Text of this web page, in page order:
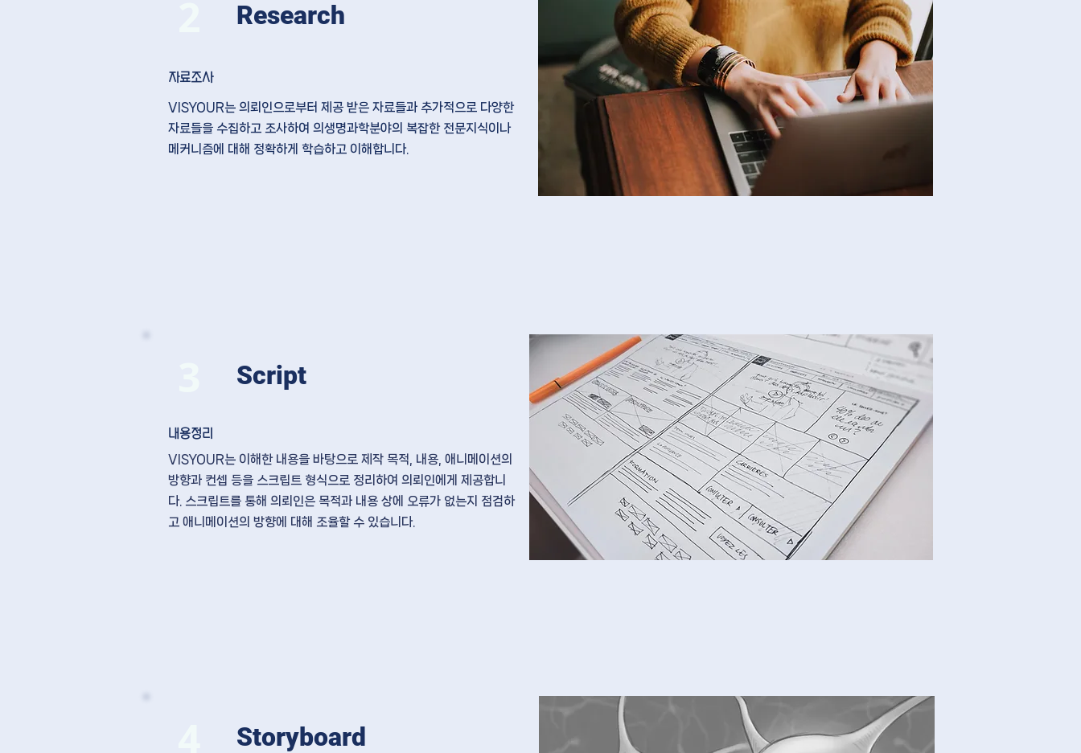
Research
​자료조사
VISYOUR는 의뢰인으로부터 제공 받은 자료들과 추가적으로 다양한
자료들을 수집하고 조사하여 의생명과학분야의 복잡한 전문지식이나
메커니즘에 대해 정확하게 학습하고 이해합니다.
Script
​내용정리
VISYOUR는 이해한 내용을 바탕으로 제작 목적, 내용, 애니메이션의
방향과 컨셉 등을 스크립트 형식으로 정리 하여 의뢰인에게 제공합니
다. 스크립트를 통해 의뢰인은 목적과 내용 상에 오류가 없는지 점검하
고 애니메이션의 방향에 대해 조율할 수 있습니다.
Storyboard